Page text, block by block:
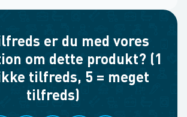
er du med vores
om dette produkt? (1
tilfreds, 5 = meget
tilfreds)